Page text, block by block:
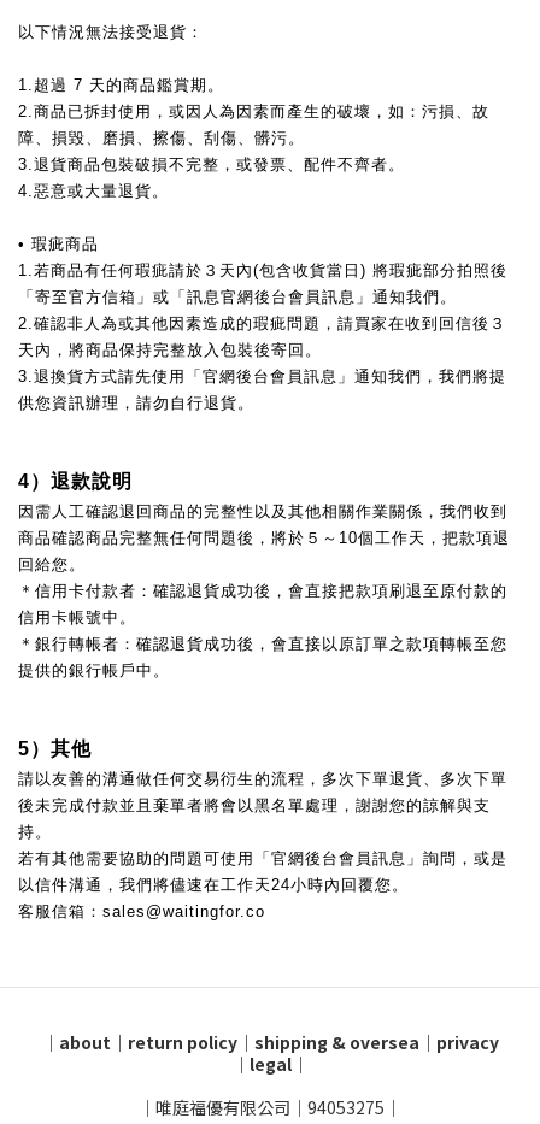
以下情況無法接受退貨：
1.超過 7 天的商品鑑賞期。
2.商品已拆封使用，或因人為因素而產生的破壞，如：污損、故
障、損毀、磨損、擦傷、刮傷、髒污。
3.退貨商品包裝破損不完整，或發票、配件不齊者。
4.惡意或大量退貨。
• 瑕疵商品
1.若商品有任何瑕疵請於３天內(包含收貨當日) 將瑕疵部分拍照後
「寄至官方信箱」或「訊息官網後台會員訊息」通知我們。
2.確認非人為或其他因素造成的瑕疵問題，請買家在收到回信後３
天內，將商品保持完整放入包裝後寄回。
3.退換貨方式請先使用
「官網後台會員訊息」 通知我們，我們將提
供您資訊辦理，請勿自行退貨。
4）退款說明
因需人工確認退回商品的完整性以及其他相關作業關係，我們收到
商品確認商品完整無任何問題後，將於５～10個工作天，把款項退
回給您。
＊信用卡付款者：確認退貨成功後，會直接把款項刷退至原付款的
信用卡帳號中。
＊銀行轉帳者：確認退貨成功後， 會直接以原訂單之款項轉帳至您
提供的銀行帳戶中。
5）其他
請以友善的溝通做任何交易衍生的流程，多次下單退貨、多次下單
後未完成付款並且棄單者將會以黑名單處理，謝謝您的諒解與支
持。
若有其他需要協助的問題可使用「官網後台會員訊息」詢問， 或是
以信件溝通， 我們將儘速在工作天24小時內回覆您。
客服信箱：sales@waitingfor.co
｜ about｜ return policy｜ shipping & oversea ｜ privacy
｜ legal｜
｜唯庭福優有限公司｜94053275｜